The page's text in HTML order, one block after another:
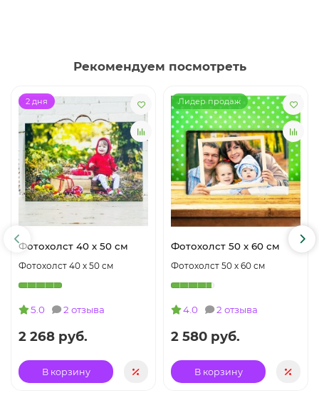
Рекомендуем посмотреть
2 дня
Фотохолст 40 х 50 см
Фотохолст 40 х 50 см
5.0 2 отзыва
2 268 руб.
В корзину
Лидер продаж
Фотохолст 50 х 60 см
Фотохолст 50 х 60 см
4.0 2 отзыва
2 580 руб.
В корзину